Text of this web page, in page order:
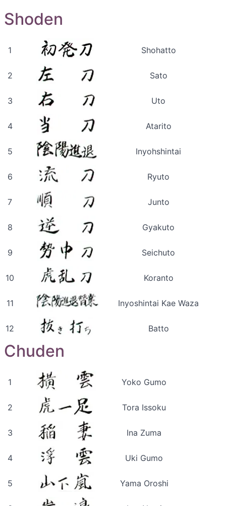
Shoden
1 Shohatto
2 Sato
3 Uto
4 Atarito
5 Inyohshintai
6 Ryuto
7 Junto
8 Gyakuto
9 Seichuto
10 Koranto
11 Inyoshintai Kae Waza
12 Batto
Chuden
1 Yoko Gumo
2 Tora Issoku
3 Ina Zuma
4 Uki Gumo
5 Yama Oroshi